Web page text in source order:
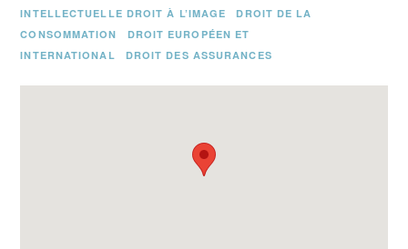
INTELLECTUELLE DROIT À L’IMAGE
DROIT DE LA
CONSOMMATION
DROIT EUROPÉEN ET
INTERNATIONAL
DROIT DES ASSURANCES